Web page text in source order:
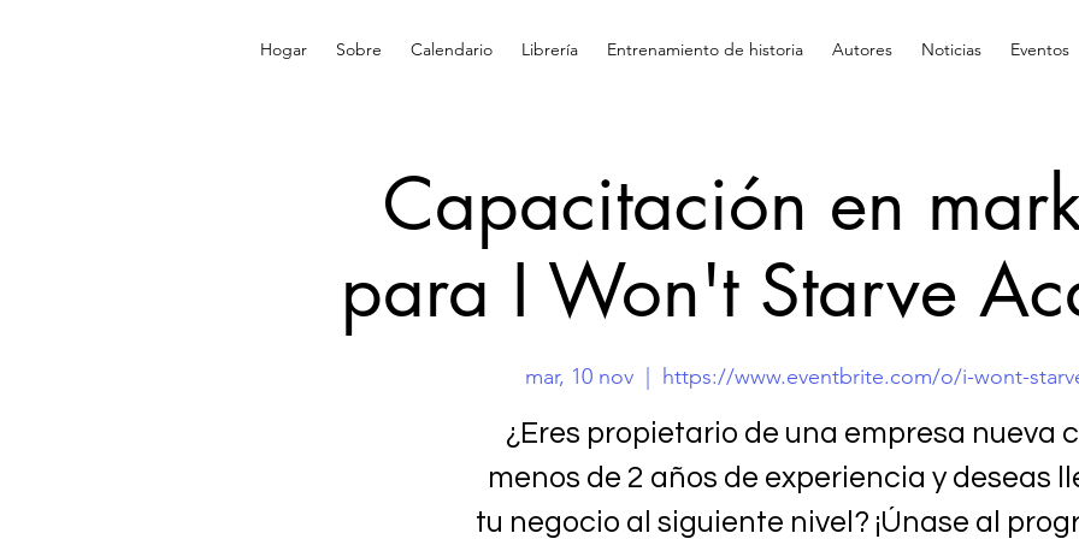
Hogar Sobre Calendario Librería Entrenamiento de historia Autores Noticias Eventos
Capacitación en
para I Won't Starve
mar, 10 nov https://www.eventbrite.com/o/i-wont-
¿Eres propietario de una empresa nueva
menos de 2 años de experiencia y deseas
tu negocio al siguiente nivel? ¡Únase al